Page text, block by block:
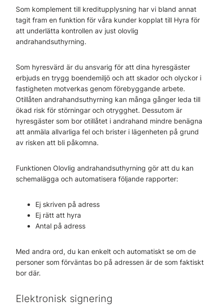
Som komplement till kreditupplysning har vi bland annat
tagit fram en funktion för våra kunder kopplat till Hyra för
att underlätta kontrollen av just olovlig
andrahandsuthyrning.
Som hyresvärd är du ansvarig för att dina hyresgäster
erbjuds en trygg boendemiljö och att skador och olyckor i
fastigheten motverkas genom förebyggande arbete.
Otillåten andrahandsuthyrning kan många gånger leda till
ökad risk för störningar och otrygghet. Dessutom är
hyresgäster som bor otillåtet i andrahand mindre benägna
att anmäla allvarliga fel och brister i lägenheten på grund
av risken att bli påkomna.
Funktionen Olovlig andrahandsuthyrning gör att du kan
schemalägga och automatisera följande rapporter:
Ej skriven på adress
Ej rätt att hyra
Antal på adress
Med andra ord, du kan enkelt och automatiskt se om de
personer som förväntas bo på adressen är de som faktiskt
bor där.
Elektronisk signering